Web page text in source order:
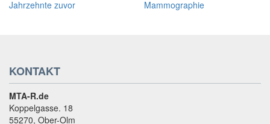
KONTAKT
MTA-R.de
Koppelgasse. 18
55270, Ober-Olm